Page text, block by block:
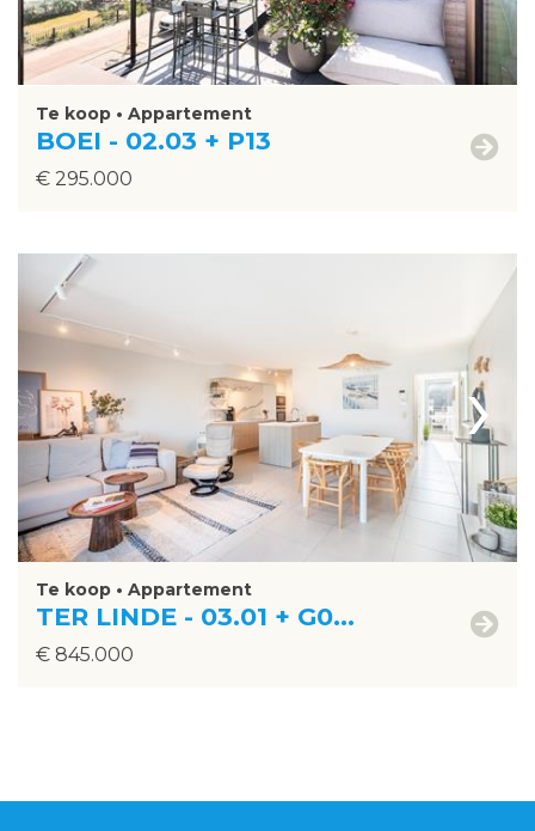
Te koop • Appartement
BOEI - 02.03 + P13
€ 295.000
›
Te koop • Appartement
TER LINDE - 03.01 + G0...
€ 845.000